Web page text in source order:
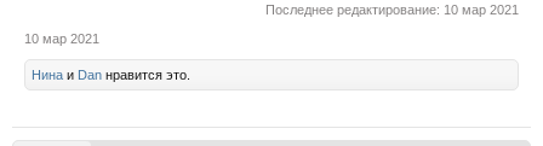
Последнее редактирование: 10 мар 2021
10 мар 2021
Нина и Dan нравится это.